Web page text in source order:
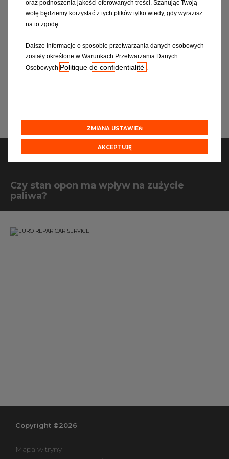
Zwiększa to bezpieczeństwo i
komfort jazdy oraz zapobiega
nadmiernemu zużyciu opon.
dla
Twoje pytania
Czy stan opon ma wpływ na zużycie
paliwa?
Copyright ©2026
Mapa witryny
oraz podnoszenia jakości oferowanych treści. Szanując Twoją
wolę będziemy korzystać z tych plików tylko wtedy, gdy wyrazisz
na to zgodę.
Dalsze informacje o sposobie przetwarzania danych osobowych
zostały okreśłone w Warunkach Przetwarzania Danych
OsobowychPolitique de confidentialité .
ZMIANA USTAWIEŃ
AKCEPTUJĘ